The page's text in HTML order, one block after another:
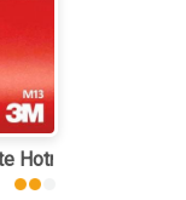
Hotrod Red